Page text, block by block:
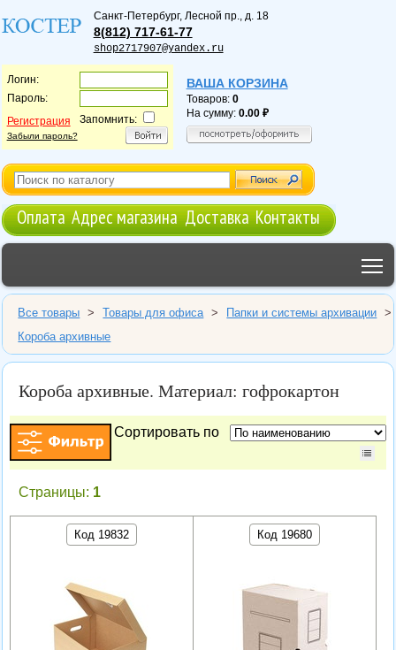
Санкт-Петербург, Лесной пр., д. 18
8(812) 717-61-77
shop2717907@yandex.ru
Логин:
Пароль:
Регистрация
Забыли пароль?
Запомнить:
ВАША КОРЗИНА
Товаров: 0
На сумму: 0.00
Оплата Адрес магазина Доставка Контакты
Все товары > Товары для офиса > Папки и системы архивации
>
Короба архивные
Короба архивные. Материал: гофрокартон
Сортировать по
Страницы: 1
Код 19832 Код 19680